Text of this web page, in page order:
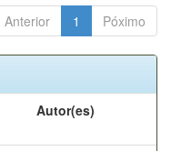
Anterior 1 Póximo
Autor(es)